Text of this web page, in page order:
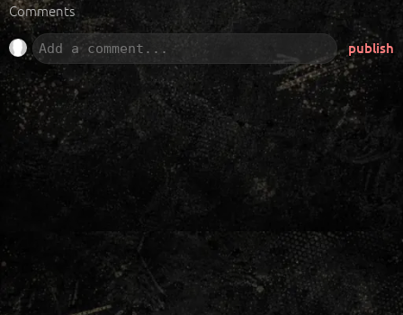
Comments
publish